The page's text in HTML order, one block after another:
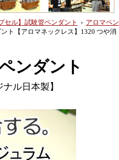
セル】試験管ペンダント › アロマペン
ト【アロマネックレス】1320 つや消
ンダント
ル日本製】